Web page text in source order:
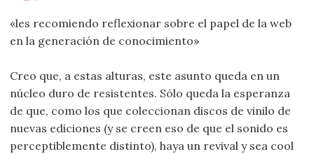
«les recomiendo reflexionar sobre el papel de la web
en la generación de conocimiento»
Creo que, a estas alturas, este asunto queda en un
núcleo duro de resistentes. Sólo queda la esperanza
de que, como los que coleccionan discos de vinilo de
nuevas ediciones (y se creen eso de que el sonido es
perceptiblemente distinto), haya un revival y sea cool